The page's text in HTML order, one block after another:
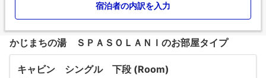
宿泊者の内訳を入力
かじまちの湯 ＳＰＡＳＯＬＡＮＩのお部屋タイプ
キャビン シングル 下段 (Room)